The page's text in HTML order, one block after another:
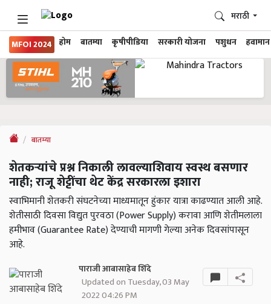
MFOI 2024 होम बातम्या कृषीपीडिया सरकारी योजना पशुधन हवामान
मराठी
बातम्या
शेतकऱ्यांचे प्रश्न निकाली लावल्याशिवाय स्वस्थ बसणार
नाही; राजू शेट्टींचा थेट केंद्र सरकारला इशारा
स्वाभिमानी शेतकरी संघटनेच्या माध्यमातून हुंकार यात्रा काढण्यात आली आहे.
शेतीसाठी दिवसा विद्युत पुरवठा (Power Supply) करावा आणि शेतीमलाला
हमीभाव (Guarantee Rate) देण्याची मागणी गेल्या अनेक दिवसांपासून
आहे.
पाराजी आबासाहेब शिंदे
Updated on Tuesday, 03 May
2022 04:26 PM